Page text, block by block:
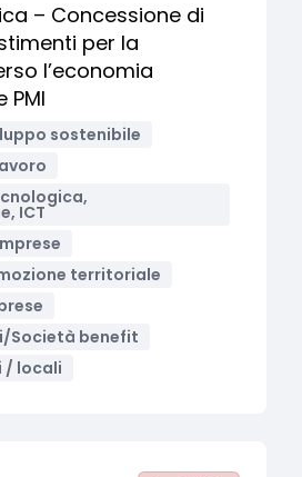
– Concessione di
per la
l’economia
PMI
sostenibile
ICT
territoriale
Società benefit
/ locali